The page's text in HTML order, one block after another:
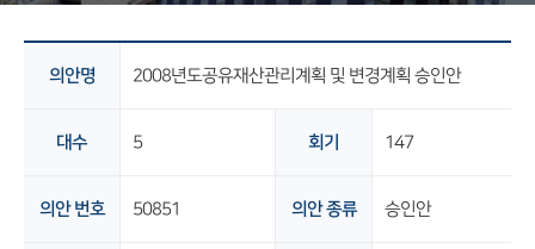
의안명 2008년도공유재산관리계획 및 변경계획 승인안
대수 5 회기 147
의안 번호 50851 의안 종류 승인안